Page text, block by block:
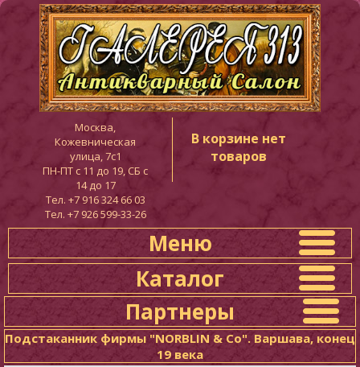
Москва,
Кожевническая
улица, 7с1
ПН-ПТ c 11 до 19, СБ с
14 до 17
Тел. +7 916 324 66 03
Тел. +7 926 599-33-26
В корзине нет
товаров
Меню
Каталог
Партнеры
Подстаканник фирмы "NORBLIN & Co". Варшава, конец
19 века